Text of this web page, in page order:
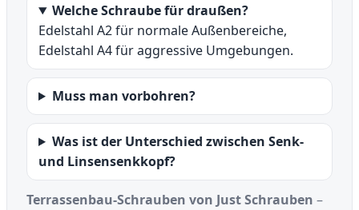
Welche Schraube für draußen?
Edelstahl A2 für normale Außenbereiche,
Edelstahl A4 für aggressive Umgebungen.
Muss man vorbohren?
Was ist der Unterschied zwischen Senk-
und Linsensenkkopf?
Terrassenbau-Schrauben von Just Schrauben –